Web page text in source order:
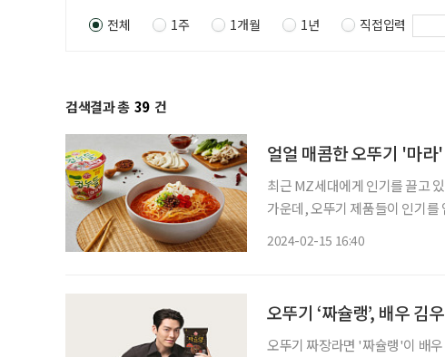
전체 1주 1개월 1년 직접입력
검색결과 총 39 건
얼얼 매콤한 오뚜기 '마
최근 MZ세대에게 인기를 끌고
가운데, 오뚜기 제품들이 인기를 얻고 있다. 고열량으로 매번 즐기기
2024-02-15 16:40
오뚜기 ‘짜슐랭’, 배우 김
오뚜기 짜장라면 '짜슐랭'이 배우 김우빈과 함께한다. 지